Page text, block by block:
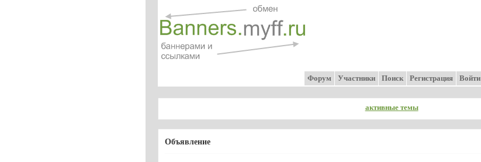
Форум Участники Поиск Регистрация Войти
активные темы
Объявление